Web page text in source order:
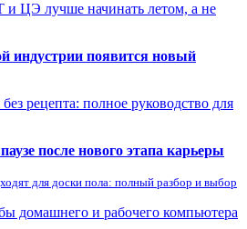
ЦЭ лучше начинать летом, а не
индустрии появится новый
рецепта: полное руководство для
после нового этапа карьеры
для доски пола: полный разбор и выбор
домашнего и рабочего компьютера